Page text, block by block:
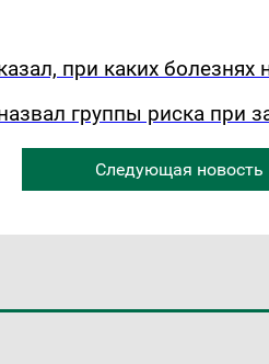
при каких болезнях
группы риска при
Следующая новость